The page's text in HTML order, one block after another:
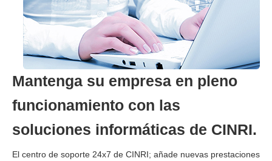
Mantenga su empresa en pleno
funcionamiento con las
soluciones informáticas de CINRI.
El centro de soporte 24x7 de CINRI; añade nuevas prestaciones